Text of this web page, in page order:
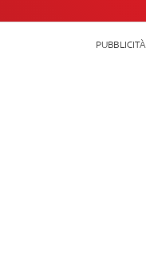
PUBBLICITÀ